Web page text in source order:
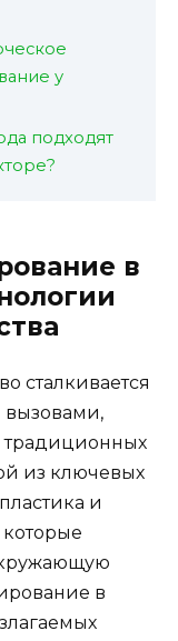
у
подходят
в
сталкивается
вызовами,
традиционных
из ключевых
и
которые
в